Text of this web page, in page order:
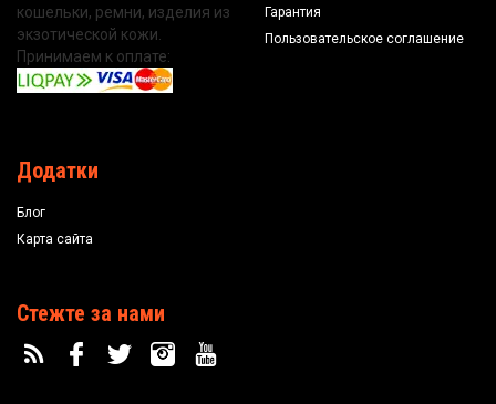
кошельки, ремни, изделия из
экзотической кожи.
Принимаем к оплате:
Гарантия
Пользовательское соглашение
Додатки
Блог
Карта сайта
Стежте за нами